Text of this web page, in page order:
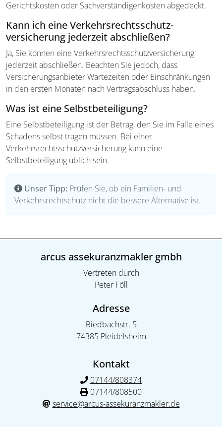
Gerichtskosten oder Sachverständigenkosten abgedeckt.
Kann ich eine Verkehrsrechtsschutz­
versicherung jederzeit abschließen?
Ja, Sie können eine Verkehrsrechtsschutz­versicherung
jederzeit abschließen. Beachten Sie jedoch, dass
Versicherungsanbieter Wartezeiten oder Einschränkungen
in den ersten Monaten nach Vertragsabschluss haben.
Was ist eine Selbstbeteiligung?
Eine Selbstbeteiligung ist der Betrag, den Sie im Falle eines
Schadens selbst tragen müssen. Bei einer
Verkehrsrechtsschutzversicherung kann eine
Selbstbeteiligung üblich sein.
Unser Tipp: Prüfen Sie, ob ein Familien- und
Verkehrsrechtschutz nicht die bessere Alternative ist.
arcus assekuranzmakler gmbh
Vertreten durch
Peter Föll
Adresse
Riedbachstr. 5
74385 Pleidelsheim
Kontakt
07144/808374
07144/808500
service@arcus-assekuranzmakler.de